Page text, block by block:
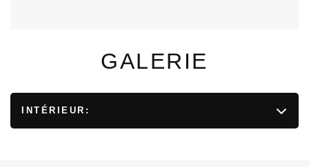
GALERIE
INTÉRIEUR: